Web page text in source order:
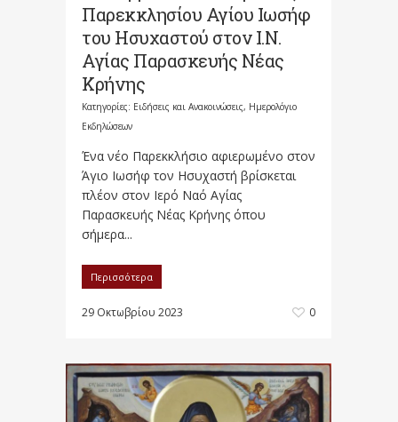
Παρεκκλησίου Αγίου Ιωσήφ
του Ησυχαστού στον Ι.Ν.
Αγίας Παρασκευής Νέας
Κρήνης
Κατηγορίες: Ειδήσεις και Ανακοινώσεις, Ημερολόγιο
Εκδηλώσεων
Ένα νέο Παρεκκλήσιο αφιερωμένο στον
Άγιο Ιωσήφ τον Ησυχαστή βρίσκεται
πλέον στον Ιερό Ναό Αγίας
Παρασκευής Νέας Κρήνης όπου
σήμερα...
Περισσότερα
29 Οκτωβρίου 2023 0